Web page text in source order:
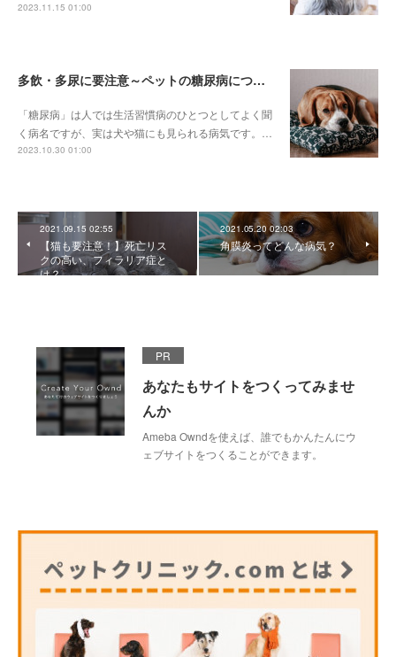
2023.11.15 01:00
多飲・多尿に要注意～ペットの糖尿病について～
「糖尿病」は人では生活習慣病のひとつとしてよく聞
く病名ですが、実は犬や猫にも見られる病気です。…
2023.10.30 01:00
2021.09.15 02:55
【猫も要注意！】死亡リス
クの高い、フィラリア症と
は？
2021.05.20 02:03
角膜炎ってどんな病気？
PR
あなたもサイトをつくってみませ
んか
Ameba Owndを使えば、誰でもかんたんにウ
ェブサイトをつくることができます。